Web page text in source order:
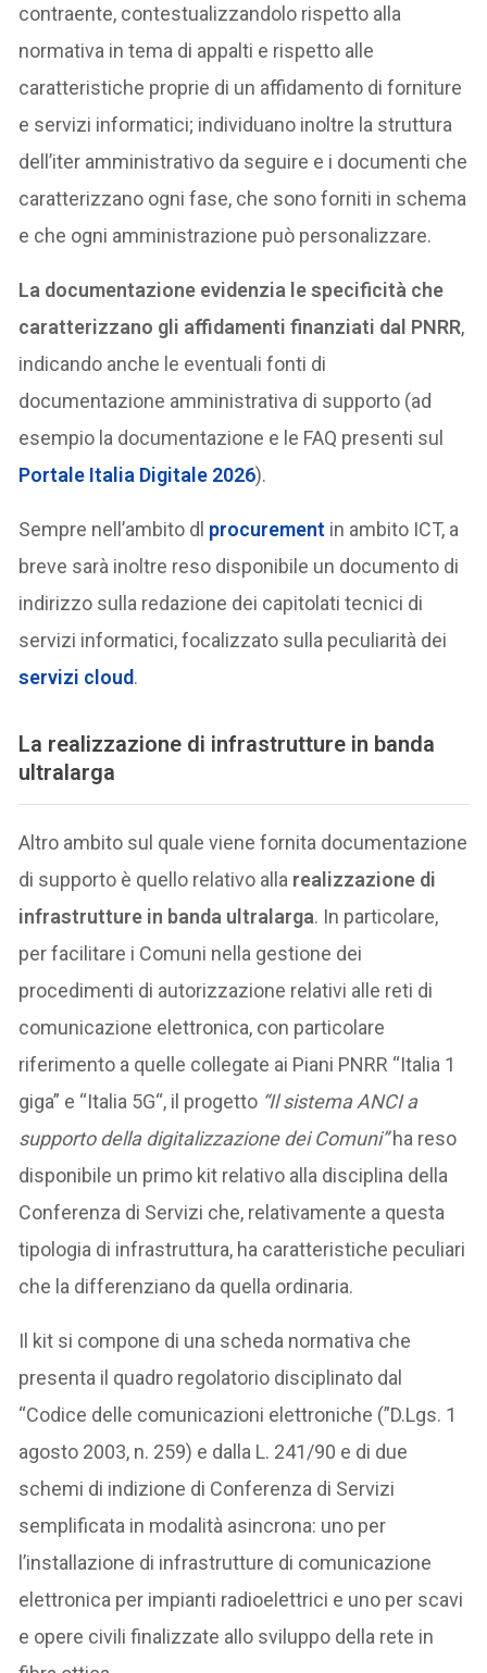
contraente, contestualizzandolo rispetto alla
normativa in tema di appalti e rispetto alle
caratteristiche proprie di un affidamento di forniture
e servizi informatici; individuano inoltre la struttura
dell’iter amministrativo da seguire e i documenti che
caratterizzano ogni fase, che sono forniti in schema
e che ogni amministrazione può personalizzare.
La documentazione evidenzia le specificità che
caratterizzano gli affidamenti finanziati dal PNRR,
indicando anche le eventuali fonti di
documentazione amministrativa di supporto (ad
esempio la documentazione e le FAQ presenti sul
Portale Italia Digitale 2026).
Sempre nell’ambito dl procurement in ambito ICT, a
breve sarà inoltre reso disponibile un documento di
indirizzo sulla redazione dei capitolati tecnici di
servizi informatici, focalizzato sulla peculiarità dei
servizi cloud.
La realizzazione di infrastrutture in banda
ultralarga
Altro ambito sul quale viene fornita documentazione
di supporto è quello relativo alla realizzazione di
infrastrutture in banda ultralarga. In particolare,
per facilitare i Comuni nella gestione dei
procedimenti di autorizzazione relativi alle reti di
comunicazione elettronica, con particolare
riferimento a quelle collegate ai Piani PNRR “Italia 1
giga” e “Italia 5G“, il progetto “Il sistema ANCI a
supporto della digitalizzazione dei Comuni”ha reso
disponibile un primo kit relativo alla disciplina della
Conferenza di Servizi che, relativamente a questa
tipologia di infrastruttura, ha caratteristiche peculiari
che la differenziano da quella ordinaria.
Il kit si compone di una scheda normativa che
presenta il quadro regolatorio disciplinato dal
“Codice delle comunicazioni elettroniche (”D.Lgs. 1
agosto 2003, n. 259) e dalla L. 241/90 e di due
schemi di indizione di Conferenza di Servizi
semplificata in modalità asincrona: uno per
l’installazione di infrastrutture di comunicazione
elettronica per impianti radioelettrici e uno per scavi
e opere civili finalizzate allo sviluppo della rete in